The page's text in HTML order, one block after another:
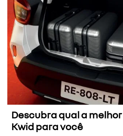
Descubra qual a
Kwid para você